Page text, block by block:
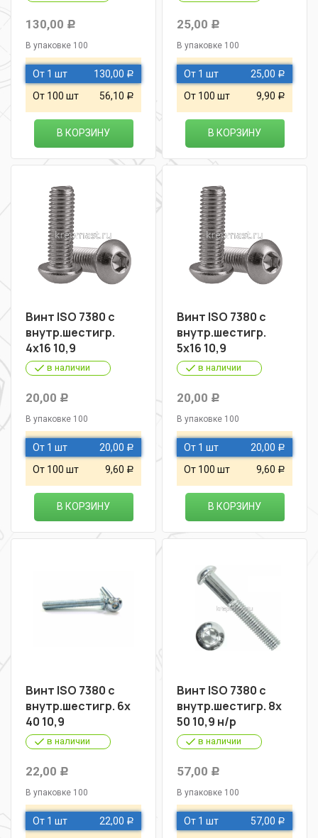
130,00 Р
В упаковке 100
От 1 шт 130,00 Р
От 100 шт 56,10 Р
В КОРЗИНУ
25,00 Р
В упаковке 100
От 1 шт 25,00 Р
От 100 шт 9,90 Р
В КОРЗИНУ
Винт ISO 7380 с
внутр.шестигр.
4х16 10,9
в наличии
20,00 Р
В упаковке 100
От 1 шт 20,00 Р
От 100 шт 9,60 Р
В КОРЗИНУ
Винт ISO 7380 с
внутр.шестигр.
5х16 10,9
в наличии
20,00 Р
В упаковке 100
От 1 шт 20,00 Р
От 100 шт 9,60 Р
В КОРЗИНУ
Винт ISO 7380 с
внутр.шестигр. 6х
40 10,9
в наличии
22,00 Р
В упаковке 100
От 1 шт 22,00 Р
Винт ISO 7380 с
внутр.шестигр. 8х
50 10,9 н/р
в наличии
57,00 Р
В упаковке 100
От 1 шт 57,00 Р